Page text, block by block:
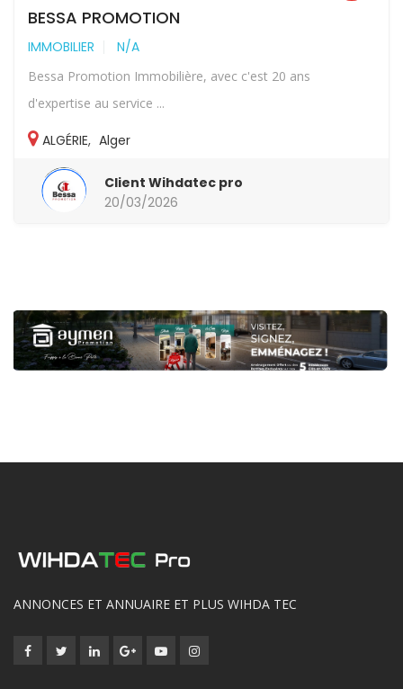
BESSA PROMOTION
IMMOBILIER N/A
Bessa Promotion Immobilière, avec c'est 20 ans
d'expertise au service ...
ALGÉRIE, Alger
Client Wihdatec pro
20/03/2026
ANNONCES ET ANNUAIRE ET PLUS WIHDA TEC